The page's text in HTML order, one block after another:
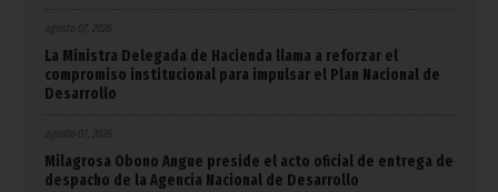
agosto 07, 2026
La Ministra Delegada de Hacienda llama a reforzar el
compromiso institucional para impulsar el Plan Nacional de
Desarrollo
agosto 07, 2026
Milagrosa Obono Angue preside el acto oficial de entrega de
despacho de la Agencia Nacional de Desarrollo